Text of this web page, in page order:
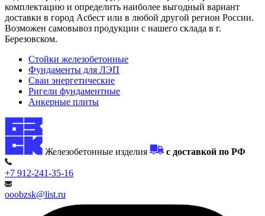
комплектацию и определить наиболее выгодный вариант
доставки в город Асбест или в любой другой регион России.
Возможен самовывоз продукции с нашего склада в г.
Березовском.
Стойки железобетонные
Фундаменты для ЛЭП
Сваи энергетические
Ригели фундаментные
Анкерные плиты
Железобетонные изделия с доставкой по РФ
+7 912-241-35-16
ooobzsk@list.ru